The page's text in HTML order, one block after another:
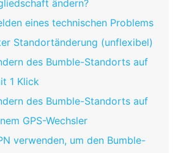
ändern?
eines technischen Problems
Standortänderung (unflexibel)
des Bumble-Standorts auf
1 Klick
des Bumble-Standorts auf
GPS-Wechsler
verwenden, um den Bumble-